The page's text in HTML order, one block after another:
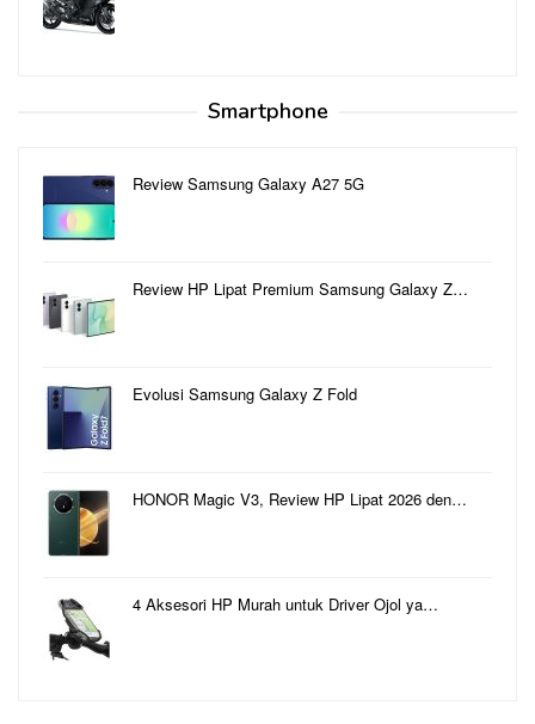
Smartphone
Review Samsung Galaxy A27 5G
Review HP Lipat Premium Samsung Galaxy Z…
Evolusi Samsung Galaxy Z Fold
HONOR Magic V3, Review HP Lipat 2026 den…
4 Aksesori HP Murah untuk Driver Ojol ya…